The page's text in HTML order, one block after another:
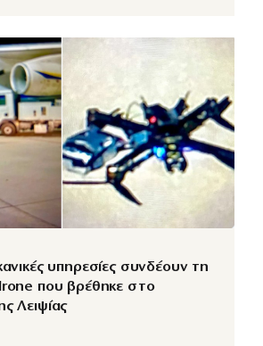
υπηρεσίες συνδέουν τη
που βρέθηκε στο
Λειψίας